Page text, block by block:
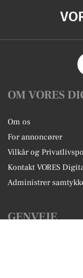
OM VORES
Om os
For annoncører
Vilkår og
Kontakt VORES
Administrer
GENVEJE